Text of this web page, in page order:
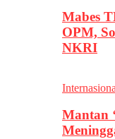
Mabes
OPM,
NKRI
Mantan